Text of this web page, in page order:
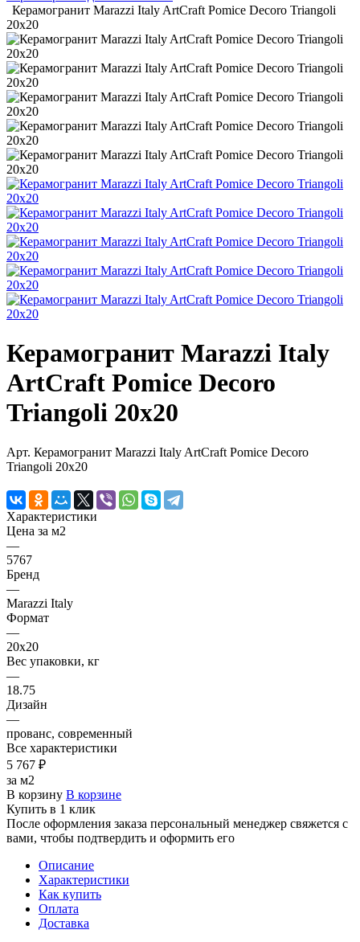
Керамогранит Marazzi Italy ArtCraft Pomice Decoro Triangoli
20x20
Керамогранит Marazzi Italy
ArtCraft Pomice Decoro
Triangoli 20x20
Арт. Керамогранит Marazzi Italy ArtCraft Pomice Decoro
Triangoli 20x20
Характеристики
Цена за м2
—
5767
Бренд
—
Marazzi Italy
Формат
—
20х20
Вес упаковки, кг
—
18.75
Дизайн
—
прованс, современный
Все характеристики
5 767 ₽
за м2
В корзину В корзине
Купить в 1 клик
После оформления заказа персональный менеджер свяжется с
вами, чтобы подтвердить и оформить его
Описание
Характеристики
Как купить
Оплата
Доставка